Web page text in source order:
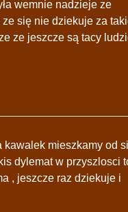
wemnie nadzieje ze
się nie dziekuje za
ze jeszcze są tacy
kawalek mieszkamy od
dylemat w przyszlosci
, jeszcze raz dziekuje i